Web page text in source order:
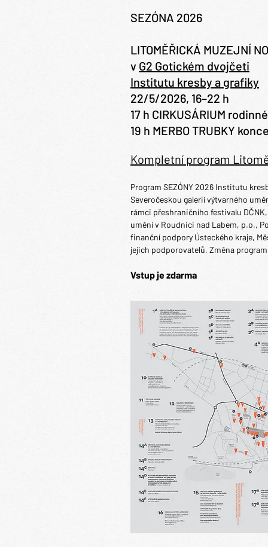
SEZÓNA 2026
LITOMĚŘICKÁ MUZEJNÍ
v G2 Gotickém dvojčeti
Institutu kresby a grafiky
22/5/2026, 16–22 h
17 h CIRKUSÁRIUM
19 h MERBO TRUBKY
Kompletní program
Program SEZÓNY 2026 Institutu
Severočeskou galerií výtvarného
rámci přeshraničního festivalu
umění v Roudnici nad Labem, p.o.,
finanční podpory Ústeckého kraje,
jejich podporovatelů. Změna
Vstup je zdarma